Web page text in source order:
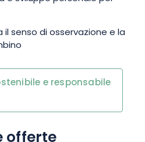
senso di osservazione e la
e responsabile